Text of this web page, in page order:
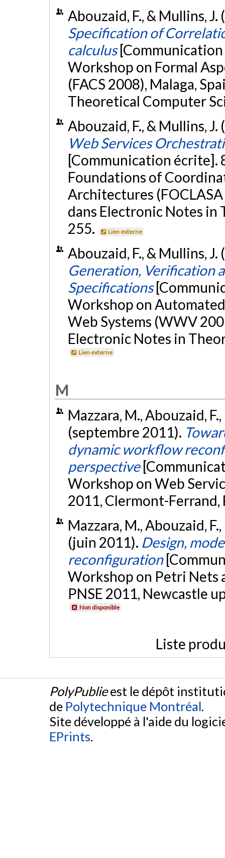
Abouzaid, F., & Mullins,
Specification of
calculus
Workshop on Formal
(FACS 2008), Malaga,
Theoretical Computer
Abouzaid, F., & Mullins,
Web Services
[Communication
Foundations of
Architectures
dans Electronic Notes in
255.
Lien externe
Abouzaid, F., & Mullins,
Generation, Verification
Specifications
Workshop on
Web Systems (WWV
Electronic Notes in
Lien externe
M
Mazzara, M., Abouzaid,
(septembre 2011).
dynamic workflow
perspective
Workshop on Web
2011, Clermont-Ferrand,
Mazzara, M., Abouzaid,
(juin 2011). Design,
reconfiguration
Workshop on Petri Nets
PNSE 2011, Newcastle
Non disponible
Liste
PolyPublieest le dépôt
de Polytechnique Montréal.
Site développé à l'aide du
EPrints.